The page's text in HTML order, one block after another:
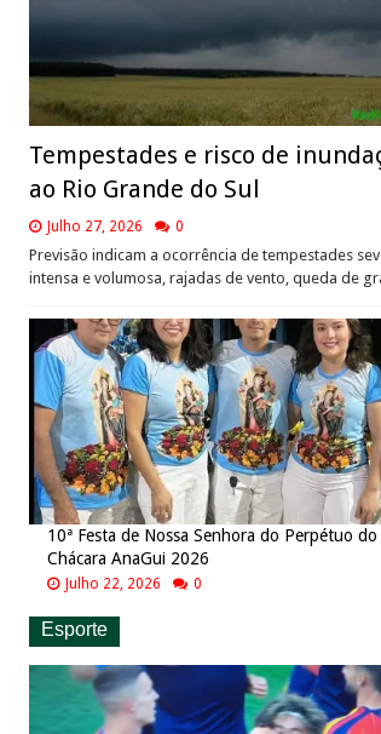
Tempestades e risco de
ao Rio Grande do Sul
Julho 27, 2026 0
Previsão indicam a ocorrência de tempestades
intensa e volumosa, rajadas de vento, queda de
10ª Festa de Nossa Senhora do Perpétuo
Chácara AnaGui 2026
Julho 22, 2026 0
Esporte